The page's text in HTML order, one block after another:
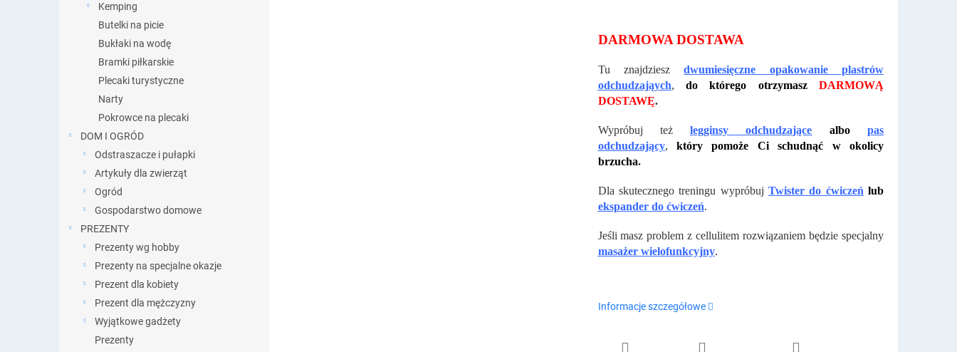
Kemping
Butelki na picie
Bukłaki na wodę
Bramki piłkarskie
Plecaki turystyczne
Narty
Pokrowce na plecaki
DOM I OGRÓD
Odstraszacze i pułapki
Artykuły dla zwierząt
Ogród
Gospodarstwo domowe
PREZENTY
Prezenty wg hobby
Prezenty na specjalne okazje
Prezent dla kobiety
Prezent dla mężczyzny
Wyjątkowe gadżety
Prezenty
DARMOWA DOSTAWA
Tu znajdzieszdwumiesięczne opakowanie plastrów
odchudzająych, do którego otrzymasz
DARMOWĄ
DOSTAWĘ.
Wypróbuj teżlegginsy odchudzające albo
pas
odchudzający, który pomoże Ci schudnąć w okolicy
brzucha.
Dla skutecznego treningu wypróbuj Twister do ćwiczeń lub
ekspander do ćwiczeń.
Jeśli masz problem z cellulitem rozwiązaniem będzie specjalny
masażer wielofunkcyjny.
Informacje szczegółowe